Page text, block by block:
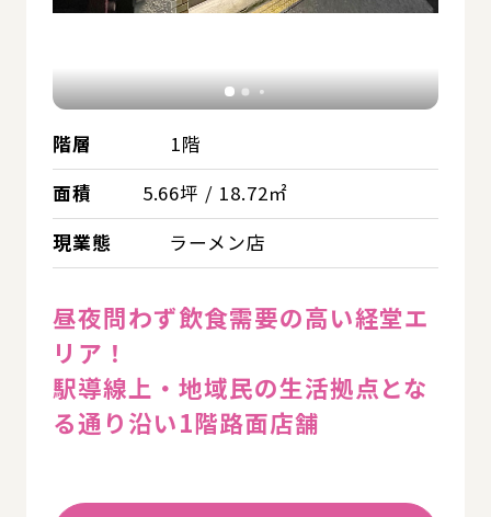
階層
1階
面積
5.66坪 / 18.72㎡
現業態
ラーメン店
昼夜問わず飲食需要の高い経堂エ
リア！
駅導線上・地域民の生活拠点とな
る通り沿い1階路面店舗